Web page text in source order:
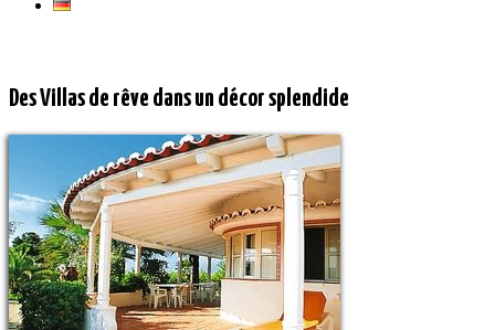
Des Villas de rêve dans un décor splendide